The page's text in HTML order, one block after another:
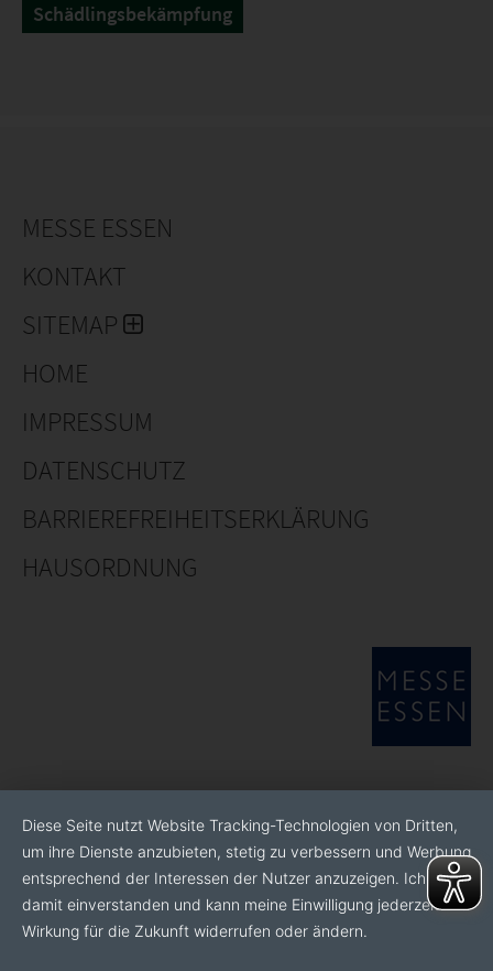
Schädlingsbekämpfung
MESSE ESSEN
KONTAKT
SITEMAP
HOME
IMPRESSUM
DATENSCHUTZ
BARRIEREFREIHEITSERKLÄRUNG
HAUSORDNUNG
Diese Seite nutzt Website Tracking-Technologien von Dritten,
um ihre Dienste anzubieten, stetig zu verbessern und Werbung
entsprechend der Interessen der Nutzer anzuzeigen. Ich bin
damit einverstanden und kann meine Einwilligung jederzeit mit
Wirkung für die Zukunft widerrufen oder ändern.